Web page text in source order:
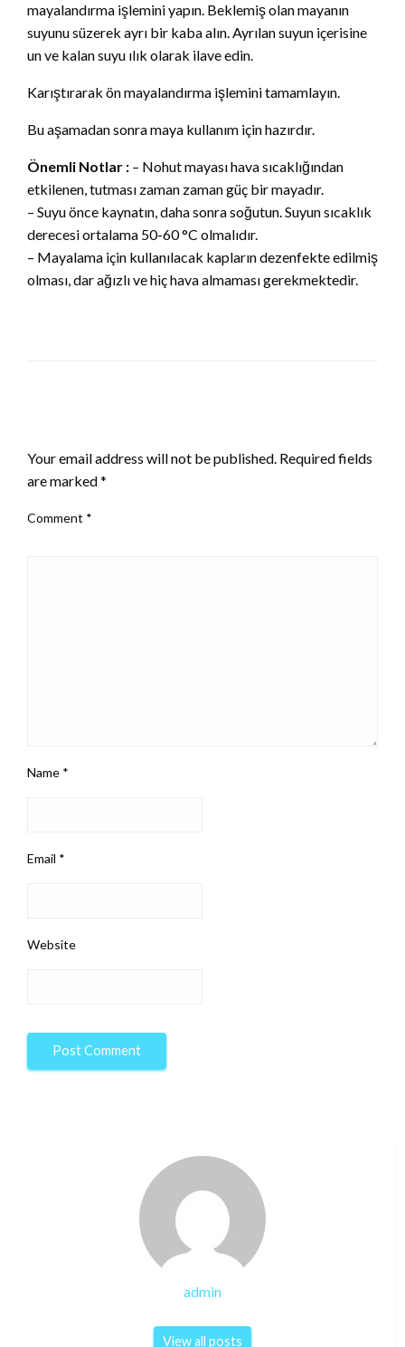
mayalandırma işlemini yapın. Beklemiş olan mayanın
suyunu süzerek ayrı bir kaba alın. Ayrılan suyun içerisine
un ve kalan suyu ılık olarak ilave edin.
Karıştırarak ön mayalandırma işlemini tamamlayın.
Bu aşamadan sonra maya kullanım için hazırdır.
Önemli Notlar : – Nohut mayası hava sıcaklığından
etkilenen, tutması zaman zaman güç bir mayadır.
– Suyu önce kaynatın, daha sonra soğutun. Suyun sıcaklık
derecesi ortalama 50-60 °C olmalıdır.
– Mayalama için kullanılacak kapların dezenfekte edilmiş
olması, dar ağızlı ve hiç hava almaması gerekmektedir.
Your email address will not be published. Required fields
are marked*
Comment *
Name *
Email *
Website
admin
View all posts